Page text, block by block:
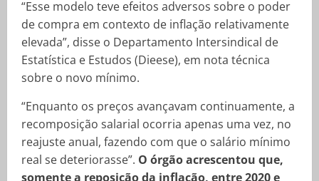
“Esse modelo teve efeitos adversos sobre o poder
de compra em contexto de inflação relativamente
elevada”, disse o Departamento Intersindical de
Estatística e Estudos (Dieese), em nota técnica
sobre o novo mínimo.
“Enquanto os preços avançavam continuamente, a
recomposição salarial ocorria apenas uma vez, no
reajuste anual, fazendo com que o salário mínimo
real se deteriorasse”. O órgão acrescentou que,
somente a reposição da inflação, entre 2020 e